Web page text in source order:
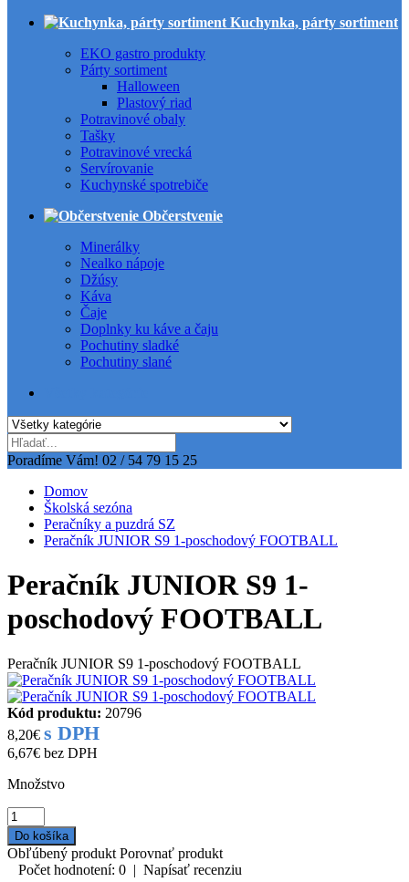
Kuchynka, párty sortiment
EKO gastro produkty
Párty sortiment
Halloween
Plastový riad
Potravinové obaly
Tašky
Potravinové vrecká
Servírovanie
Kuchynské spotrebiče
Občerstvenie
Minerálky
Nealko nápoje
Džúsy
Káva
Čaje
Doplnky ku káve a čaju
Pochutiny sladké
Pochutiny slané
Poradíme Vám! 02 / 54 79 15 25
Domov
Školská sezóna
Peračníky a puzdrá SZ
Peračník JUNIOR S9 1-poschodový FOOTBALL
Peračník JUNIOR S9 1-
poschodový FOOTBALL
Peračník JUNIOR S9 1-poschodový FOOTBALL
Kód produktu: 20796
8,20€ s DPH
6,67€ bez DPH
Množstvo
Obľúbený produkt Porovnať produkt
Počet hodnotení: 0 | Napísať recenziu